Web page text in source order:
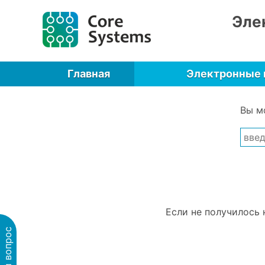
Главная Электронные
Вы
Если не